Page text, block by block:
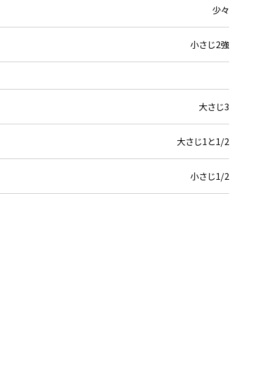
少々
小さじ2強
大さじ3
大さじ1と1/2
小さじ1/2